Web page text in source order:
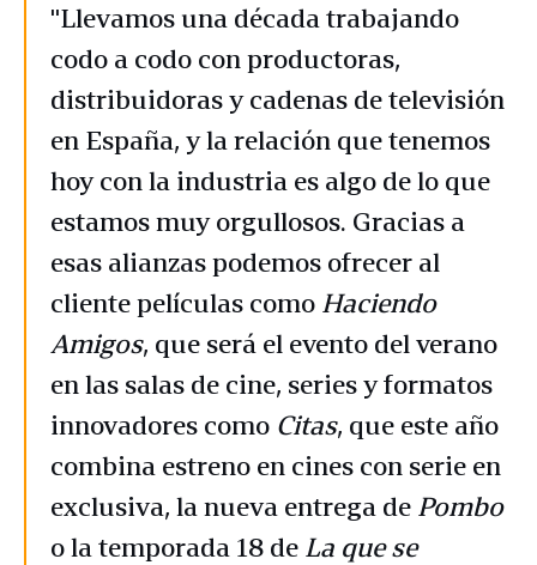
"Llevamos una década trabajando
codo a codo con productoras,
distribuidoras y cadenas de televisión
en España, y la relación que tenemos
hoy con la industria es algo de lo que
estamos muy orgullosos. Gracias a
esas alianzas podemos ofrecer al
cliente películas como Haciendo
Amigos, que será el evento del verano
en las salas de cine, series y formatos
innovadores como Citas, que este año
combina estreno en cines con serie en
exclusiva, la nueva entrega de Pombo
o la temporada 18 de La que se